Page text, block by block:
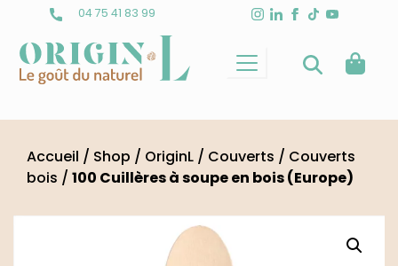
content
04 75 41 83 99
Accueil / Shop / OriginL / Couverts / Couverts
bois / 100 Cuillères à soupe en bois (Europe)